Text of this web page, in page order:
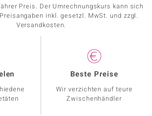
Preis. Der Umrechnungskurs kann sich
inkl. gesetzl. MwSt. und zzgl.
Versandkosten.
Beste Preise
Wir verzichten auf teure
Zwischenhändler